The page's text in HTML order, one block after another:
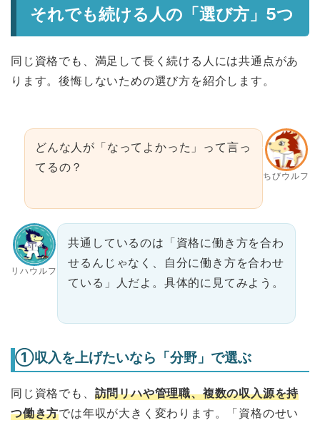
それでも続ける人の「選び方」5つ
同じ資格でも、満足して長く続ける人には共通点があ
ります。後悔しないための選び方を紹介します。
ちびウルフ
どんな人が「なってよかった」って言っ
てるの？
リハウルフ
共通しているのは「資格に働き方を合わ
せるんじゃなく、自分に働き方を合わせ
ている」人だよ。具体的に見てみよう。
①収入を上げたいなら「分野」で選ぶ
同じ資格でも、 訪問リハや管理職、複数の収入源を持
つ働き方では年収が大きく変わります。「資格のせい